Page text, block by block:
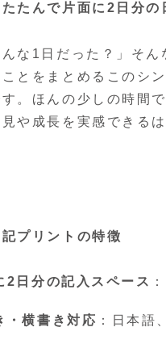
たんで片面に2日分
んな1日だった？」そ
とをまとめるこのシ
。ほんの少しの時間
や成長を実感できる
プリントの特徴
2日分の記入スペース
・横書き対応 ：日本語